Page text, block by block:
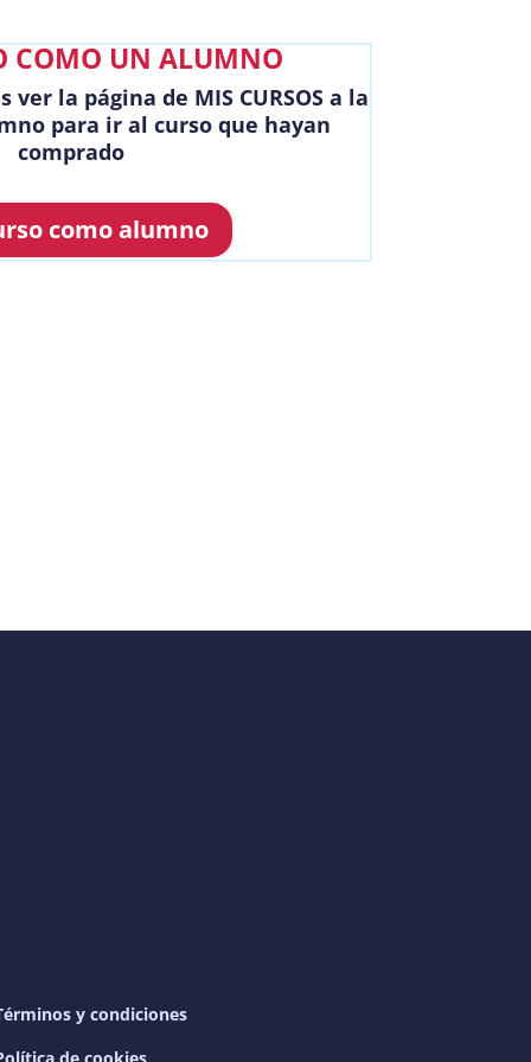
COMO UN ALUMNO
ver la página de MIS CURSOS a la
para ir al curso que hayan
comprado
como alumno
y condiciones